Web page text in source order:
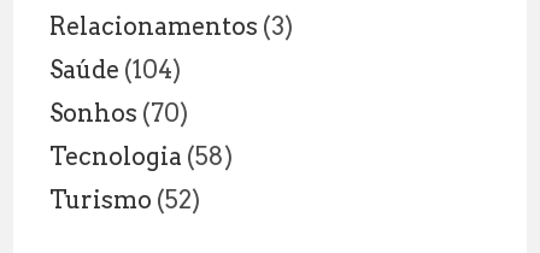
Relacionamentos (3)
Saúde (104)
Sonhos (70)
Tecnologia (58)
Turismo (52)